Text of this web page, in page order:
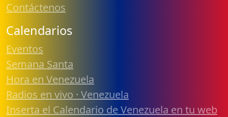
Contáctenos
Calendarios
Eventos
Semana Santa
Hora en Venezuela
Radios en vivo · Venezuela
Inserta el Calendario de Venezuela en tu web